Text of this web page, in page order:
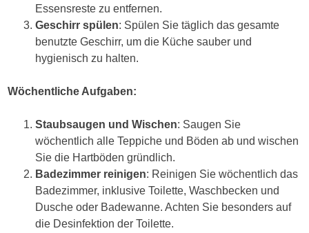
Essensreste zu entfernen.
Geschirr spülen: Spülen Sie täglich das gesamte
benutzte Geschirr, um die Küche sauber und
hygienisch zu halten.
Wöchentliche Aufgaben:
Staubsaugen und Wischen: Saugen Sie
wöchentlich alle Teppiche und Böden ab und wischen
Sie die Hartböden gründlich.
Badezimmer reinigen: Reinigen Sie wöchentlich das
Badezimmer, inklusive Toilette, Waschbecken und
Dusche oder Badewanne. Achten Sie besonders auf
die Desinfektion der Toilette.